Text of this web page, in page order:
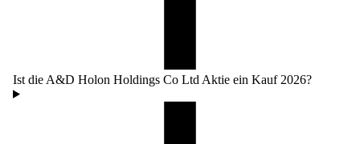
Ist die A&D Holon Holdings Co Ltd Aktie ein Kauf 2026?